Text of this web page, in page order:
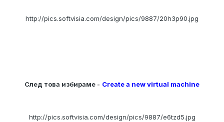
http://pics.softvisia.com/design/pics/9887/20h3p90.jpg
След това избираме - Create a new virtual machine
http://pics.softvisia.com/design/pics/9887/e6tzd5.jpg